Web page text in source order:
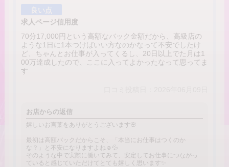
良い点
求人ページ信用度
70分17,000円という高額なバック金額だから、高級店の
ような1日に1本つけばいい方なのかなって不安でしたけ
ど、ちゃんとお仕事が入ってくるし、20日以上でた月は1
00万達成したので、ここに入ってよかったなって思ってま
す
お店からの返信
嬉しいお言葉をありがとうございます🌸
最初は高額バックだからこそ、「本当にお仕事はつくのか
な？」と不安になりますよね☺️💦
そのような中で実際に働いてみて、安定してお仕事につながっ
ていると感じていただけてとても嬉しく思います✨